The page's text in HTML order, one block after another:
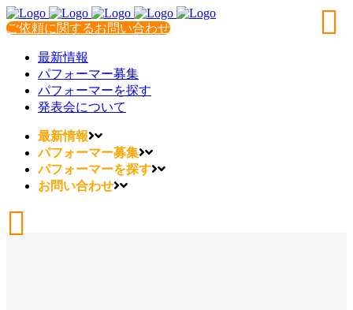
ご依頼に関するお問い合わせ
最新情報
パフォーマー募集
パフォーマーを探す
発表会について
最新情報
パフォーマー募集
パフォーマーを探す
お問い合わせ